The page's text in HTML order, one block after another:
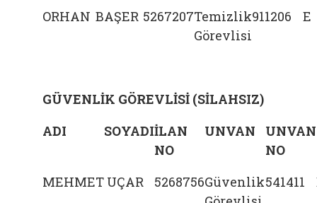
ORHAN BAŞER 5267207Temizlik
Görevlisi
911206 E
GÜVENLİK GÖREVLİSİ (SİLAHSIZ)
ADI
SOYADIİLAN
NO
UNVAN
UNVAN
NO
MEHMET UÇAR 5268756Güvenlik541411